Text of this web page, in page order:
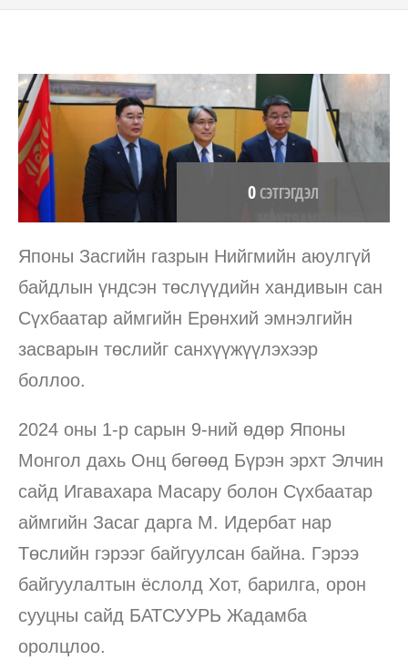
0СЭТГЭГДЭЛ
Японы Засгийн газрын Нийгмийн аюулгүй
байдлын үндсэн төслүүдийн хандивын сан
Сүхбаатар аймгийн Ерөнхий эмнэлгийн
засварын төслийг санхүүжүүлэхээр
боллоо.
2024 оны 1-р сарын 9-ний өдөр Японы
Монгол дахь Онц бөгөөд Бүрэн эрхт Элчин
сайд Игавахара Масару болон Сүхбаатар
аймгийн Засаг дарга М. Идербат нар
Төслийн гэрээг байгуулсан байна. Гэрээ
байгуулалтын ёслолд Хот, барилга, орон
сууцны сайд БАТСУУРЬ Жадамба
оролцлоо.